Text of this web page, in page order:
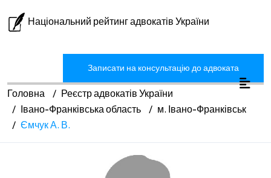
Національний рейтинг адвокатів України
Записати на консультацію до адвоката
Головна
Реєстр адвокатів України
Івано-Франківська область
м. Івано-Франківськ
Ємчук А. В.